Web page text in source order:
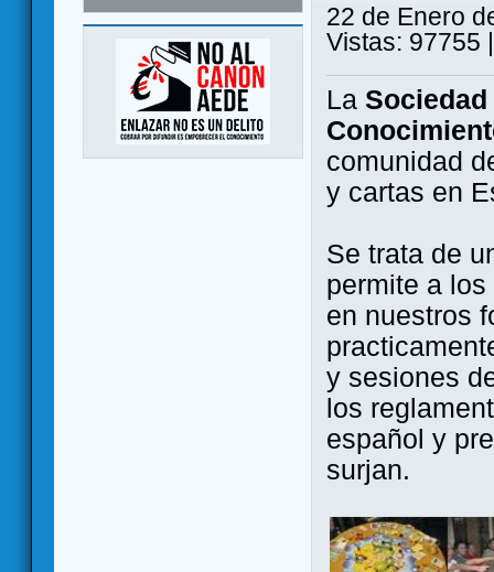
22 de Enero
Vistas: 97755
La
comunidad
y cartas en
Se trata de
permite a
en nuestros
y sesiones
los
español y
surjan.